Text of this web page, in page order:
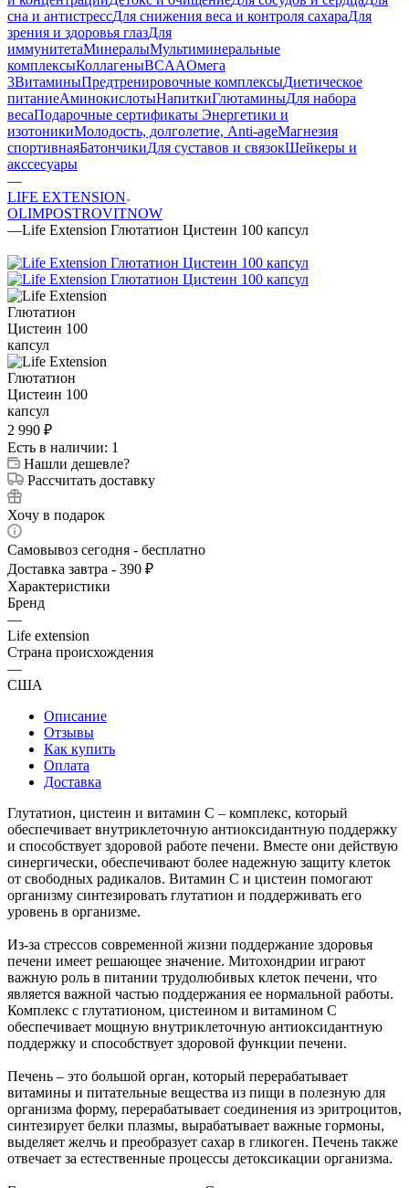
сна и антистрессДля снижения веса и контроля сахараДля
зрения и здоровья глазДля
иммунитетаМинералыМультиминеральные
комплексыКоллагеныBCAAОмега
3ВитаминыПредтренировочные комплексыДиетическое
питаниеАминокислотыНапиткиГлютаминыДля набора
весаПодарочные сертификаты Энергетики и
изотоникиМолодость, долголетие, Anti-ageМагнезия
спортивнаяБатончикиДля суставов и связокШейкеры и
акссесуары
—
LIFE EXTENSION
OLIMPOSTROVITNOW
—Life Extension Глютатион Цистеин 100 капсул
2 990 ₽
Есть в наличии: 1
Нашли дешевле?
Рассчитать доставку
Хочу в подарок
Самовывоз сегодня - бесплатно
Доставка завтра - 390 ₽
Характеристики
Бренд
—
Life extension
Страна происхождения
—
США
Описание
Отзывы
Как купить
Оплата
Доставка
Глутатион, цистеин и витамин С – комплекс, который
обеспечивает внутриклеточную антиоксидантную поддержку
и способствует здоровой работе печени. Вместе они действую
синергически, обеспечивают более надежную защиту клеток
от свободных радикалов. Витамин С и цистеин помогают
организму синтезировать глутатион и поддерживать его
уровень в организме.
Из-за стрессов современной жизни поддержание здоровья
печени имеет решающее значение. Митохондрии играют
важную роль в питании трудолюбивых клеток печени, что
является важной частью поддержания ее нормальной работы.
Комплекс с глутатионом, цистеином и витамином С
обеспечивает мощную внутриклеточную антиоксидантную
поддержку и способствует здоровой функции печени.
Печень – это большой орган, который перерабатывает
витамины и питательные вещества из пищи в полезную для
организма форму, перерабатывает соединения из эритроцитов,
синтезирует белки плазмы, вырабатывает важные гормоны,
выделяет желчь и преобразует сахар в гликоген. Печень также
отвечает за естественные процессы детоксикации организма.